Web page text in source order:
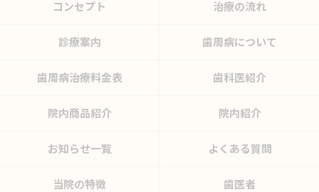
コンセプト 治療の流れ
診療案内 歯周病について
歯周病治療料金表 歯科医紹介
院内商品紹介 院内紹介
お知らせ一覧 よくある質問
当院の特徴 歯医者